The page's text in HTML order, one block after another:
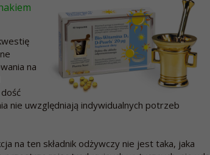
na
nie uwzględniają indywidualnych potrzeb
na ten składnik odżywczy nie jest taka, jaka